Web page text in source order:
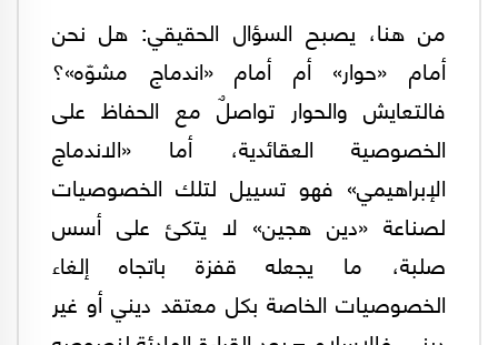
من هنا، يصبح السؤال الحقيقي: هل نحن
أمام «حوار» أم أمام «اندماج مشوّه»؟
فالتعايش والحوار تواصلٌ مع الحفاظ على
الخصوصية العقائدية، أما «الاندماج
الإبراهيمي» فهو تسييل لتلك الخصوصيات
لصناعة «دين هجين» لا يتكئ على أسس
صلبة، ما يجعله قفزة باتجاه إلغاء
الخصوصيات الخاصة بكل معتقد ديني أو غير